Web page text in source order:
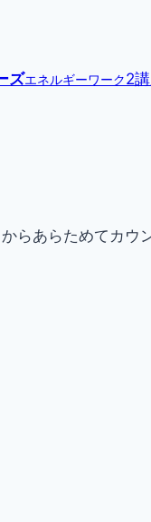
ズエネルギーワーク2
らあらためてカ